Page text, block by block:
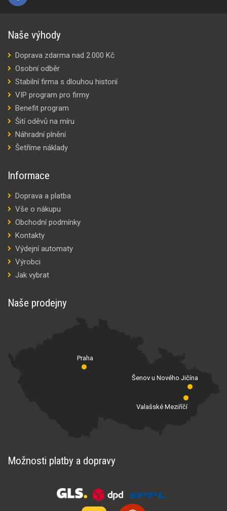
Naše výhody
Doprava zdarma nad 2.000 Kč
Osobní odběr
Stabilní firma s dlouhou historií
VIP program pro firmy
Benefit program
Šití oděvů na míru
Náhradní plnění
Šetříme náklady
Informace
Doprava a platba
Vše o nákupu
Obchodní podmínky
Kontakty
Výdejní automaty
Výrobci
Jak vybrat
Naše prodejny
Praha
Valašské Meziříčí
Šenov u Nového Jičína
Možnosti platby a dopravy